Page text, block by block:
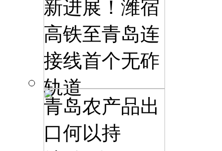
新进展！潍宿
高铁至青岛连
接线首个无砟
轨道
青岛农产品出
口何以持